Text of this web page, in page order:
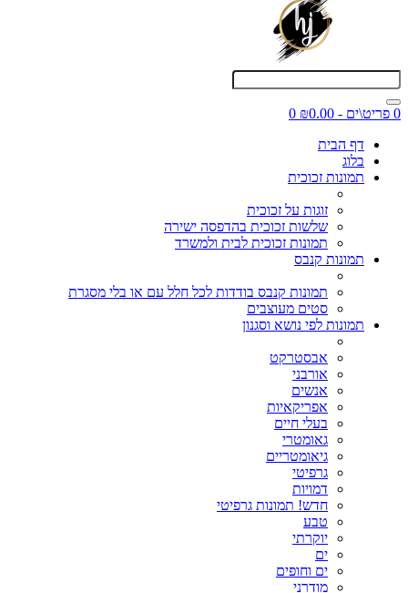
0 פריט\ים - ₪0.00
0
דף הבית
בלוג
תמונות זכוכית
זוגות על זכוכית
שלשות זכוכית בהדפסה ישירה
תמונות זכוכית לבית ולמשרד
תמונות קנבס
תמונות קנבס בודדות לכל חלל עם או בלי מסגרת
סטים מעוצבים
תמונות לפי נושא וסגנון
אבסטרקט
אורבני
אנשים
אפריקאיות
בעלי חיים
גאומטרי
גיאומטריים
גרפיטי
דמויות
חדש! תמונות גרפיטי
טבע
יוקרתי
ים
ים וחופים
מודרני